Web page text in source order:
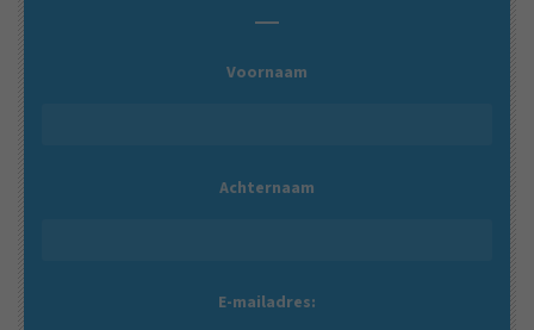
Voornaam
Achternaam
E-mailadres: